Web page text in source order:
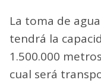
La toma de
tendrá la
1.500.000
cual será